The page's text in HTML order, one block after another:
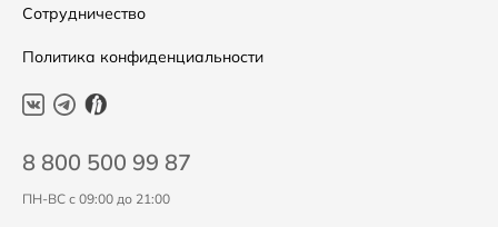
Сотрудничество
Политика конфиденциальности
8 800 500 99 87
ПН-ВС с 09:00 до 21:00